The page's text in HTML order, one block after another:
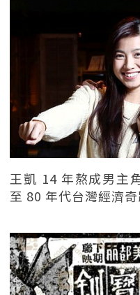
王凱 14 年熬成男主
至 80 年代台灣經濟